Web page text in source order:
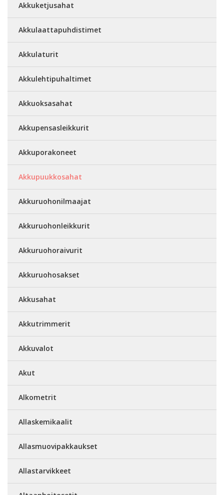
Akkuketjusahat
Akkulaattapuhdistimet
Akkulaturit
Akkulehtipuhaltimet
Akkuoksasahat
Akkupensasleikkurit
Akkuporakoneet
Akkupuukkosahat
Akkuruohonilmaajat
Akkuruohonleikkurit
Akkuruohoraivurit
Akkuruohosakset
Akkusahat
Akkutrimmerit
Akkuvalot
Akut
Alkometrit
Allaskemikaalit
Allasmuovipakkaukset
Allastarvikkeet